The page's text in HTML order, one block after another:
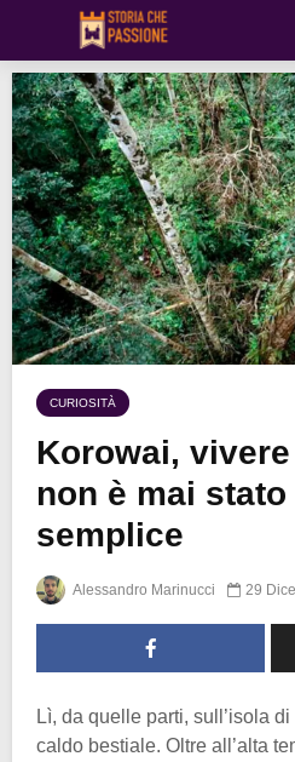
CURIOSITÀ
Korowai,
non è mai
semplice
Alessandro Marinucci 29
Lì, da quelle parti, sull’isola
caldo bestiale. Oltre all’alta